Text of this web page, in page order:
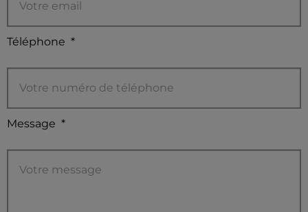
Téléphone *
Message *